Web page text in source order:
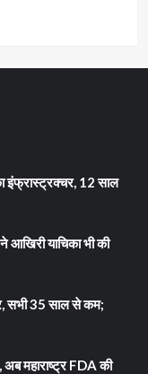
इंफ्रास्ट्रक्चर, 12 साल
आखिरी याचिका भी की
सभी 35 साल से कम;
महाराष्ट्र FDA की